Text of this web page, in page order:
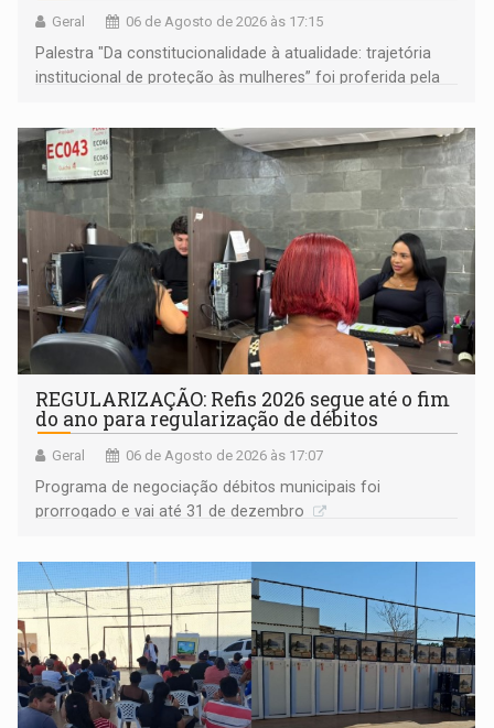
Geral 06 de Agosto de 2026 às 17:15
Palestra "Da constitucionalidade à atualidade: trajetória
institucional de proteção às mulheres” foi proferida pela
Goiás
REGULARIZAÇÃO: Refis 2026 segue até o fim
do ano para regularização de débitos
Geral 06 de Agosto de 2026 às 17:07
Programa de negociação débitos municipais foi
prorrogado e vai até 31 de dezembro